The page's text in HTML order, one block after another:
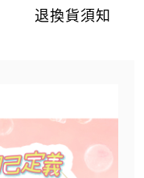
退換貨須知